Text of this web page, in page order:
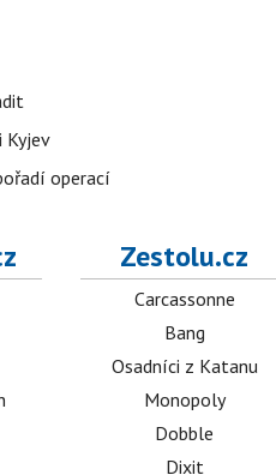
Kyjev
operací
Zestolu.cz
Carcassonne
Bang
Osadníci z Katanu
Monopoly
Dobble
Dixit